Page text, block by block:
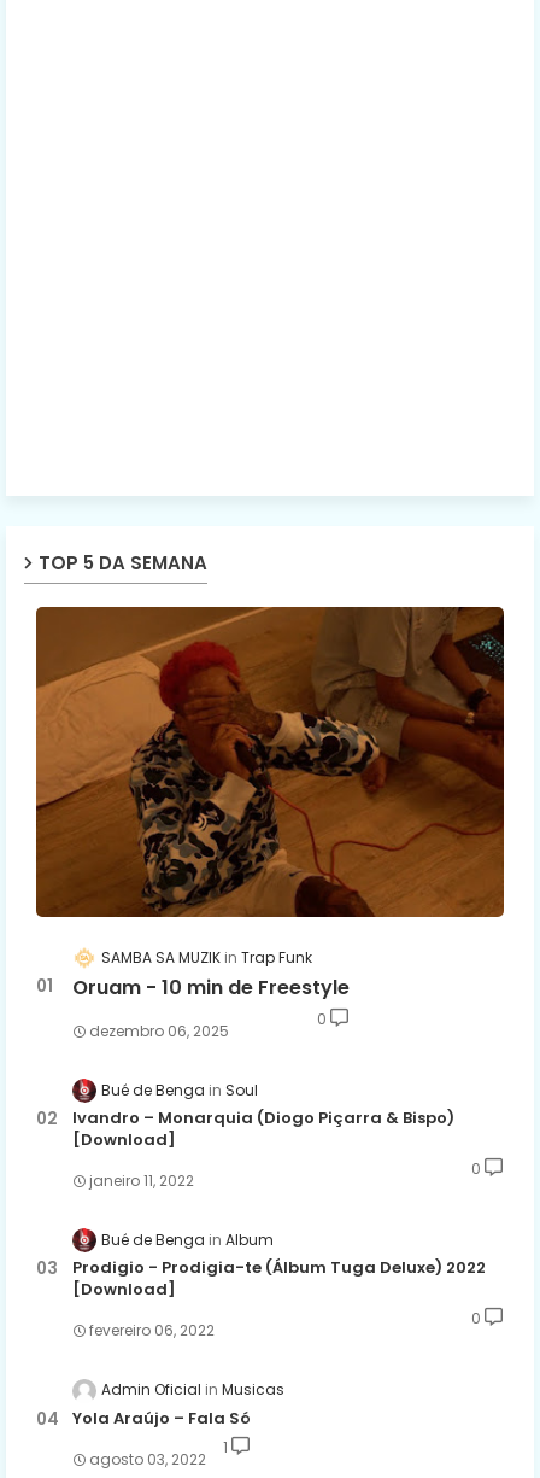
TOP 5 DA SEMANA
SAMBA SA MUZIK Trap Funk
Oruam - 10 min de Freestyle
dezembro 06, 2025
0
Bué de Benga Soul
Ivandro – Monarquia (Diogo Piçarra & Bispo)
[Download]
janeiro 11, 2022
0
Bué de Benga Album
Prodigio - Prodigia-te (Álbum Tuga Deluxe) 2022
[Download]
fevereiro 06, 2022
0
Admin Oficial Musicas
Yola Araújo – Fala Só
agosto 03, 2022
1